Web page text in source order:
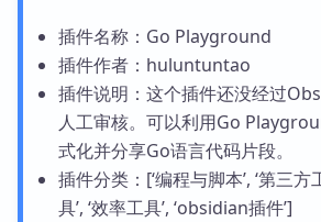
插件名称：Go Playground
插件作者：huluntuntao
插件说明：这个插件还没经过
人工审核。可以利用Go
式化并分享Go语言代码片段。
插件分类：[‘编程与脚本’, ‘第三方
具’, ‘效率工具’, ‘obsidian插件’]